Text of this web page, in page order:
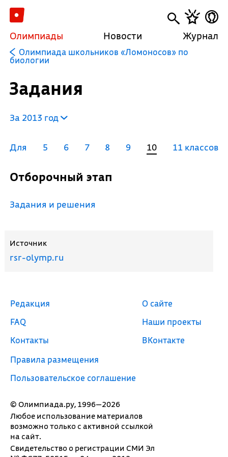
Олимпиады Новости Журнал
Олимпиада школьников «Ломоносов» по
биологии
Задания
За 2013 год
Для 5 6 7 8 9 10 11 классов
Отборочный этап
Задания и решения
Источник
rsr-olymp.ru
© Олимпиада.ру, 1996—2026
Любое использование материалов
возможно только с активной ссылкой
на сайт.
Свидетельство о регистрации СМИ Эл
Редакция
FAQ
Контакты
Правила размещения
Пользовательское соглашение
О сайте
Наши проекты
ВКонтакте